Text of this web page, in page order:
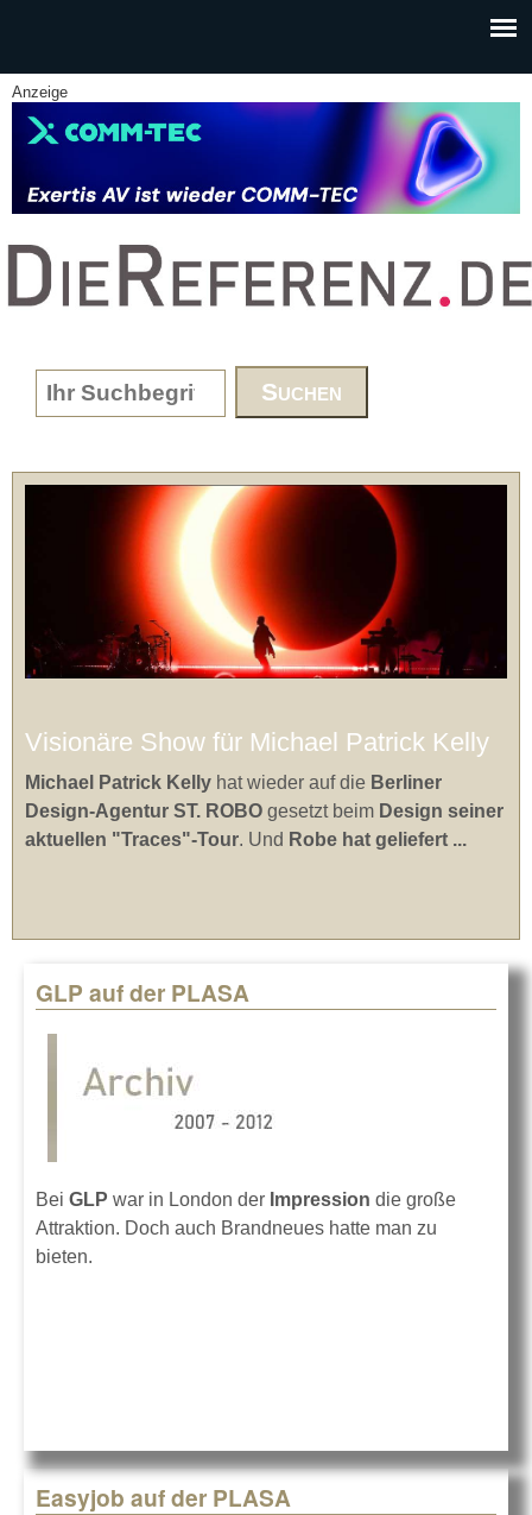
Anzeige
www.DieReferenz.de
Search form
Visionäre Show für Michael Patrick Kelly
Michael Patrick Kelly hat wieder auf die Berliner
Design-Agentur ST. ROBO gesetzt beim Design seiner
aktuellen "Traces"-Tour. Und Robe hat geliefert ...
GLP auf der PLASA
Bei GLP war in London der Impression die große
Attraktion. Doch auch Brandneues hatte man zu
bieten.
Easyjob auf der PLASA
Pages